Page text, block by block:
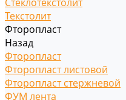
Текстолит
Фторопласт
Назад
Фторопласт
Фторопласт листовой
Фторопласт стержневой
ФУМ лента